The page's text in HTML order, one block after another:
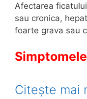
Afectarea
sau cronica,
foarte grava sau
Citește mai